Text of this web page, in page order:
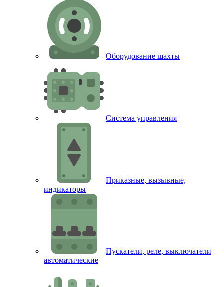
Оборудование шахты
Система управления
Приказные, вызывные,
индикаторы
Пускатели, реле, выключатели
автоматические